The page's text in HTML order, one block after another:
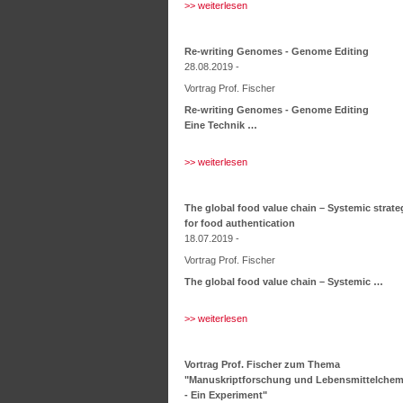
>> weiterlesen
Re-writing Genomes - Genome Editing
28.08.2019 -
Vortrag Prof. Fischer
Re-writing Genomes - Genome Editing
Eine Technik …
>> weiterlesen
The global food value chain – Systemic
for food authentication
18.07.2019 -
Vortrag Prof. Fischer
The global food value chain – Systemic …
>> weiterlesen
Vortrag Prof. Fischer zum Thema
"Manuskriptforschung und
- Ein Experiment"